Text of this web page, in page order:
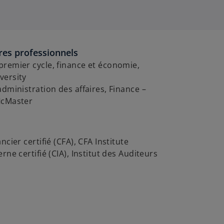
professionnels
cycle, finance et économie,
des affaires, Finance –
certifié (CFA), CFA Institute
certifié (CIA), Institut des Auditeurs